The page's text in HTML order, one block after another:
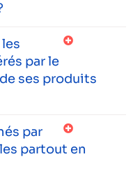
par le
ses produits
par
partout en